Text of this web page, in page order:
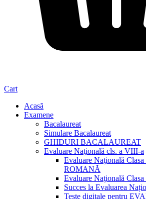
Cart
Acasă
Examene
Bacalaureat
Simulare Bacalaureat
GHIDURI BACALAUREAT
Evaluare Naţională cls. a VIII-a
Evaluare Naţională
ROMANĂ
Evaluare Naţională
Succes la Evaluarea
Teste digitale pentru